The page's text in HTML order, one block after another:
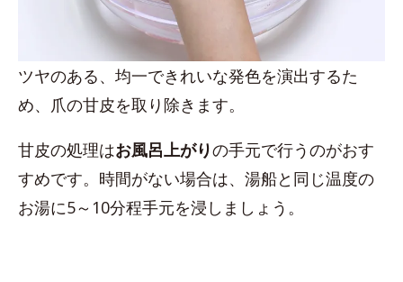
ツヤのある、均一できれいな発色を演出するた
め、爪の甘皮を取り除きます。
甘皮の処理はお風呂上がりの手元で行うのがおす
すめです。時間がない場合は、湯船と同じ温度の
お湯に5～10分程手元を浸しましょう。